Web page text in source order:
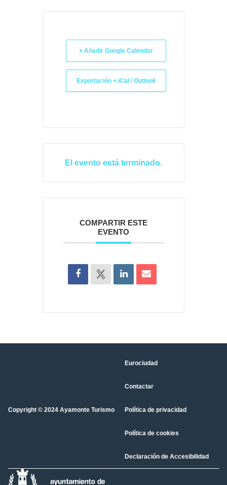
+ Añadir Google Calendar
Exportación + iCal / Outlook
El evento está terminado.
COMPARTIR ESTE
EVENTO
Copyright © 2024 Ayamonte Turismo
Eurociudad
Contactar
Política de privacidad
Política de cookies
Declaración de Accesibilidad